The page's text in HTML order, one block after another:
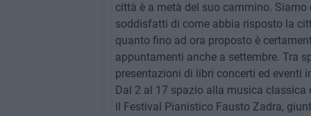
città è a metà del suo cammino.
soddisfatti di come abbia risposto la
quanto fino ad ora proposto è
appuntamenti anche a settembre. Tra
presentazioni di libri concerti ed eventi
Dal 2 al 17 spazio alla musica
il Festival Pianistico Fausto Zadra,